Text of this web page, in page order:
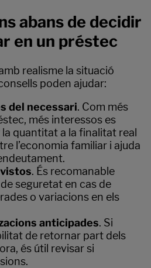
abans de decidir
en un préstec
realisme la situació
poden ajudar:
del necessari. Com més
més interessos es
quantitat a la finalitat real
l’economia familiar i ajuda
. És recomanable
seguretat en cas de
o variacions en els
anticipades. Si
de retornar part dels
és útil revisar si